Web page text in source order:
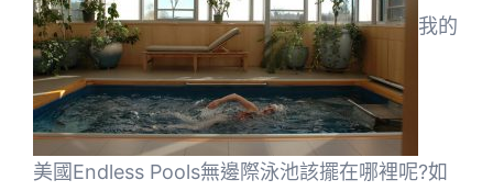
我的
美國Endless Pools無邊際泳池該擺在哪裡呢?如